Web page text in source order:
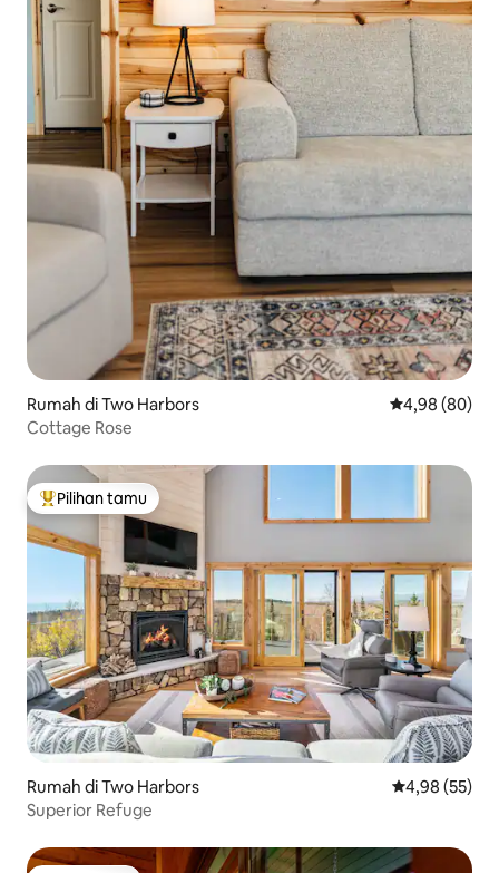
Rumah di Two Harbors Nilai rata-rata
4,98 (80)
Cottage Rose
Pilihan tamu terpopuler
Pilihan tamu
Rumah di Two Harbors Nilai rata-rata
4,98 (55)
Superior Refuge